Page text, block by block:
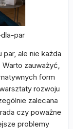
par
ale nie każda
zauważyć,
form
rozwoju
zalecana
czy poważne
problemy